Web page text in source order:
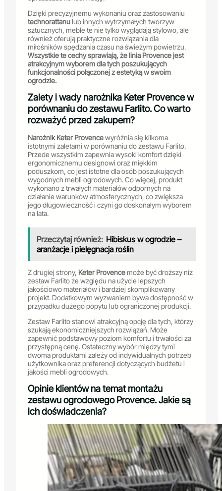
Dzięki precyzyjnemu wykonaniu oraz zastosowaniu
technorattanulub innych wytrzymałych tworzyw
sztucznych, meble te nie tylko wyglądają stylowo, ale
również oferują praktyczne rozwiązania dla
miłośników spędzania czasu na świeżym powietrzu.
Wszystkie te cechy sprawiają, że linia Provence jest
atrakcyjnym wyborem dla tych poszukujących
funkcjonalności połączonej z estetyką w swoim
ogrodzie.
Zalety i wady narożnika Keter Provence w
porównaniu do zestawu Farlito. Co warto
rozważyć przed zakupem?
Narożnik Keter Provencewyróżnia się kilkoma
istotnymi zaletami w porównaniu do zestawu Farlito.
Przede wszystkim zapewnia wysoki komfort dzięki
ergonomicznemu designowi oraz miękkim
poduszkom, co jest istotne dla osób poszukujących
wygodnych mebli ogrodowych. Co więcej, produkt
wykonano z trwałych materiałów odpornych na
działanie warunków atmosferycznych, co zwiększa
jego długowieczność i czyni go doskonałym wyborem
na lata.
Przeczytaj również: Hibiskus w ogrodzie –
aranżacje i pielęgnacja roślin
Z drugiej strony, Keter Provencemoże być droższy niż
zestaw Farlito ze względu na użycie lepszych
jakościowo materiałów i bardziej skomplikowany
projekt. Dodatkowym wyzwaniem bywa dostępność w
przypadku dużego popytu lub ograniczonej produkcji.
Zestaw Farlito stanowi atrakcyjną opcję dla tych, którzy
szukają ekonomiczniejszych rozwiązań. Może
zapewnić podstawowy poziom komfortu i trwałości za
przystępną cenę. Ostateczny wybór między tymi
dwoma produktami zależy od indywidualnych potrzeb
użytkownika oraz preferencji dotyczących budżetu i
jakości mebli ogrodowych.
Opinie klientów na temat montażu
zestawu ogrodowego Provence. Jakie są
ich doświadczenia?